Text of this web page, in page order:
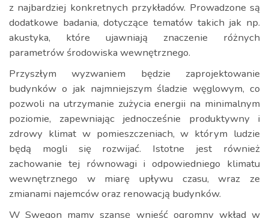
z najbardziej konkretnych przykładów. Prowadzone są
dodatkowe badania, dotyczące tematów takich jak np.
akustyka, które ujawniają znaczenie różnych
parametrów środowiska wewnętrznego.
Przyszłym wyzwaniem będzie zaprojektowanie
budynków o jak najmniejszym śladzie węglowym, co
pozwoli na utrzymanie zużycia energii na minimalnym
poziomie, zapewniając jednocześnie produktywny i
zdrowy klimat w pomieszczeniach, w którym ludzie
będą mogli się rozwijać. Istotne jest również
zachowanie tej równowagi i odpowiedniego klimatu
wewnętrznego w miarę upływu czasu, wraz ze
zmianami najemców oraz renowacją budynków.
W Swegon mamy szansę wnieść ogromny wkład w